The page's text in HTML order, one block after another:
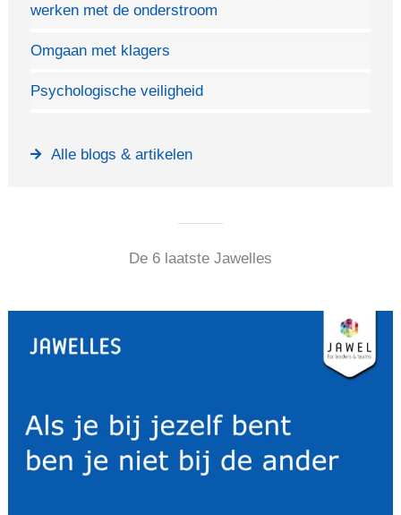
werken met de onderstroom
Omgaan met klagers
Psychologische veiligheid
Alle blogs & artikelen
De 6 laatste Jawelles